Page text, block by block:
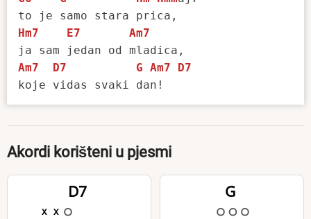
Hm7
E7
Am7
Am7
D7 G Am7
D7
Akordi korišteni u pjesmi
D7
x x
G